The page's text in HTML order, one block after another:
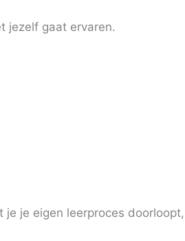
jezelf gaat ervaren.
je eigen leerproces